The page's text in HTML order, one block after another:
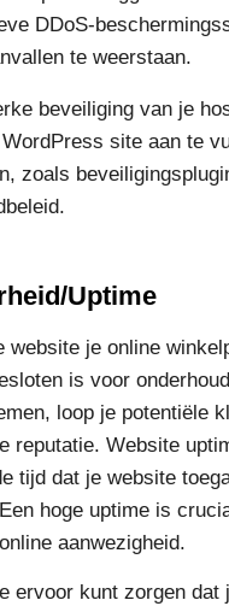
DDoS-
te weerstaan.
beveiliging van je
site aan te
zoals
Uptime
website je online
is voor
loop je potentiële
reputatie. Website
tijd dat je website
hoge uptime is
aanwezigheid.
ervoor kunt zorgen dat